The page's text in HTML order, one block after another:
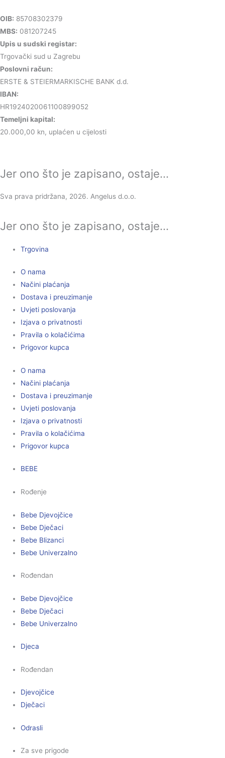
OIB: 85708302379
MBS: 081207245
Upis u sudski registar:
Trgovački sud u Zagrebu
Poslovni račun:
ERSTE & STEIERMARKISCHE BANK d.d.
IBAN:
HR1924020061100899052
Temeljni kapital:
20.000,00 kn, uplaćen u cijelosti
Jer ono što je zapisano, ostaje...
Sva prava pridržana, 2026. Angelus d.o.o.
Jer ono što je zapisano, ostaje...
Trgovina
O nama
Načini plaćanja
Dostava i preuzimanje
Uvjeti poslovanja
Izjava o privatnosti
Pravila o kolačićima
Prigovor kupca
O nama
Načini plaćanja
Dostava i preuzimanje
Uvjeti poslovanja
Izjava o privatnosti
Pravila o kolačićima
Prigovor kupca
BEBE
Rođenje
Bebe Djevojčice
Bebe Dječaci
Bebe Blizanci
Bebe Univerzalno
Rođendan
Bebe Djevojčice
Bebe Dječaci
Bebe Univerzalno
Djeca
Rođendan
Djevojčice
Dječaci
Odrasli
Za sve prigode